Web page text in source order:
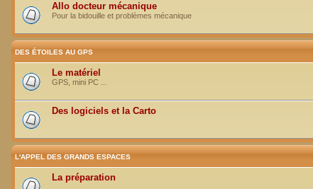
Allo docteur mécanique
Pour la bidouille et problèmes mécanique
DES ÉTOILES AU GPS
Le matériel
GPS, mini PC ...
Des logiciels et la Carto
L'APPEL DES GRANDS ESPACES
La préparation